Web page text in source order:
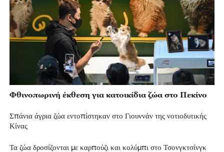
Φθινοπωρινή έκθεση για κατοικίδια ζώα στο Πεκίνο
Σπάνια άγρια ζώα εντοπίστηκαν στο Γιουννάν της νοτιοδυτικής
Κίνας
Τα ζώα δροσίζονται με καρπούζι και κολύμπι στο Τσονγκτσίνγκ